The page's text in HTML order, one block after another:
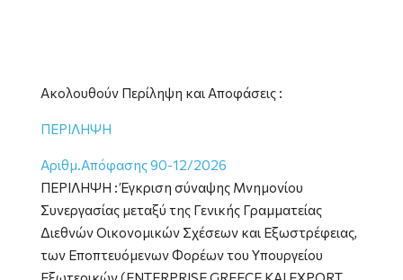
Ακολουθούν Περίληψη και Αποφάσεις :
ΠΕΡΙΛΗΨΗ
Αριθμ.Απόφασης 90-12/2026
ΠΕΡΙΛΗΨΗ : Έγκριση σύναψης Μνημονίου
Συνεργασίας μεταξύ της Γενικής Γραμματείας
Διεθνών Οικονομικών Σχέσεων και Εξωστρέφειας,
των Εποπτευόμενων Φορέων του Υπουργείου